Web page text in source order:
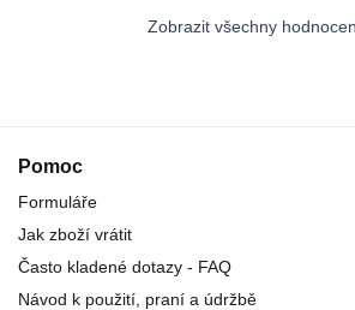
Zobrazit všechny
Pomoc
Formuláře
Jak zboží vrátit
Často kladené dotazy - FAQ
Návod k použití, praní a údržbě